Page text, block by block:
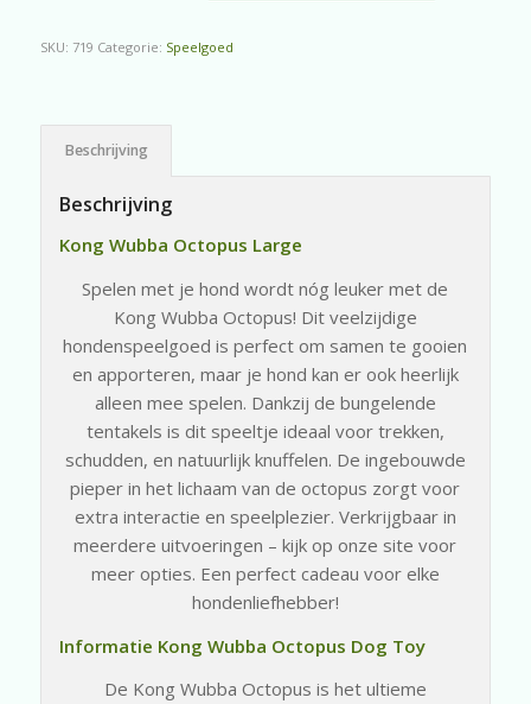
SKU: 719 Categorie: Speelgoed
Beschrijving
Beschrijving
Kong Wubba Octopus Large
Spelen met je hond wordt nóg leuker met de
Kong Wubba Octopus! Dit veelzijdige
hondenspeelgoed is perfect om samen te gooien
en apporteren, maar je hond kan er ook heerlijk
alleen mee spelen. Dankzij de bungelende
tentakels is dit speeltje ideaal voor trekken,
schudden, en natuurlijk knuffelen. De ingebouwde
pieper in het lichaam van de octopus zorgt voor
extra interactie en speelplezier. Verkrijgbaar in
meerdere uitvoeringen – kijk op onze site voor
meer opties. Een perfect cadeau voor elke
hondenliefhebber!
Informatie Kong Wubba Octopus Dog Toy
De Kong Wubba Octopus is het ultieme